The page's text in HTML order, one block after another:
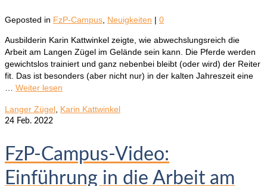
Geposted in FzP-Campus Neuigkeiten | 0
Ausbilderin Karin Kattwinkel zeigte, wie abwechslungsreich die
Arbeit am Langen Zügel im Gelände sein kann. Die Pferde werden
gewichtslos trainiert und ganz nebenbei bleibt (oder wird) der Reiter
fit. Das ist besonders (aber nicht nur) in der kalten Jahreszeit eine
Weiter lesen
Langer Zügel Karin Kattwinkel
24 Feb. 2022
FzP-Campus-Video:
Einführung in die Arbeit am